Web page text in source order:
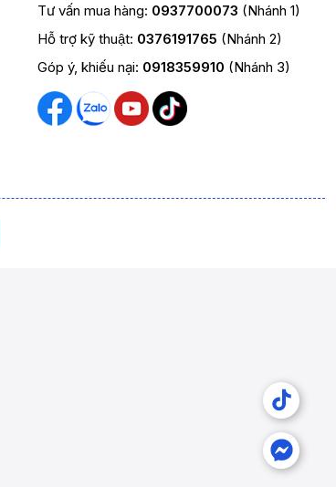
Tư vấn mua hàng: 0937700073 (Nhánh 1)
Hỗ trợ kỹ thuật: 0376191765 (Nhánh 2)
Góp ý, khiếu nại: 0918359910 (Nhánh 3)